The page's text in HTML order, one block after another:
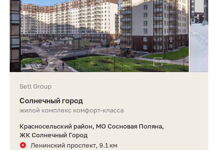
Setl Group
Солнечный город
жилой комплекс комфорт-класса
Красносельский район, МО Сосновая Поляна,
ЖК Солнечный Город
Ленинский проспект, 9.1 км